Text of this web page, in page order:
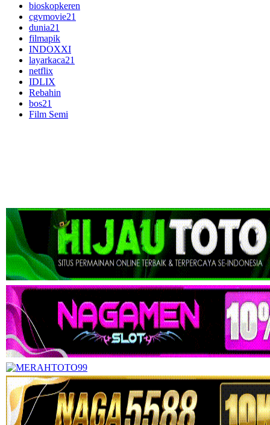
bioskopkeren
cgvmovie21
dunia21
filmapik
INDOXXI
layarkaca21
netflix
IDLIX
Rebahin
bos21
Film Semi